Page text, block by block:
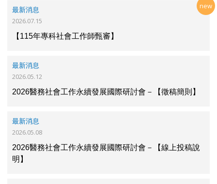
new
最新消息
【115年專科社會工作師甄審】
2026.07.15
最新消息
2026醫務社會工作永續發展國際研討會－【徵稿簡則】
2026.05.12
最新消息
2026醫務社會工作永續發展國際研討會－【線上投稿說
明】
2026.05.08